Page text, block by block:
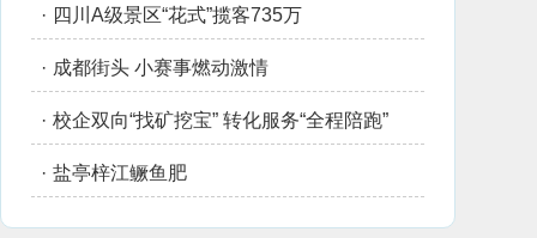
· 四川A级景区“花式”揽客735万
· 成都街头 小赛事燃动激情
· 校企双向“找矿挖宝” 转化服务“全程陪跑”
· 盐亭梓江鳜鱼肥